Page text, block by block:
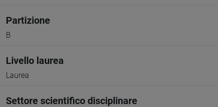
Partizione
B
Livello laurea
Laurea
Settore scientifico disciplinare